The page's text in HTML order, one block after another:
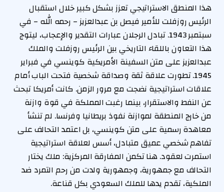
هذا المنطق الاستراتيجي تعزز بشكل كبير خلال استقبال
الرئيس روزفلت للأمير فيصل بن عبدالعزيز – رحمه الله – في
سبتمبر 1943. تبادل الرجلان عبارات التقدير والإعجاب، ليتوج
هذا التعاون باللقاء التاريخي بين الرئيس روزفلت والملك
عبدالعزيز على متن السفينة الأمريكية كوينسي في فبراير
1945. تطورت علاقة ثقة وصداقة شخصية فتحت الباب أمام
علاقات استراتيجية نضجت مع مرور الزمن. كانت أمريكا تبحث
عن النفط والاستقرار، بينما رغبت المملكة في قوة وازنة
من خارج المنطقة لموازنة نفوذ بريطانيا وفرنسا. لم تنشأ
معاهدة رسمية على متن كوينسي، بل اعتمد التحالف على
تفاهم شخصي عميق متبادل، أسس لعلاقة استراتيجية
استمرت لعقود. هنا تكمن المفارقة المركزية: ملك يختار
التحالف مع جمهورية، وجمهورية ولدت من رحم التمرد ضد
الملكية، تقدم يدها للملك السعودي بكل قناعة.